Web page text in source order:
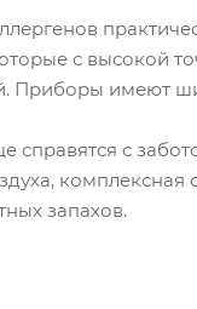
с высокой
Приборы имеют
справятся с
запахов.